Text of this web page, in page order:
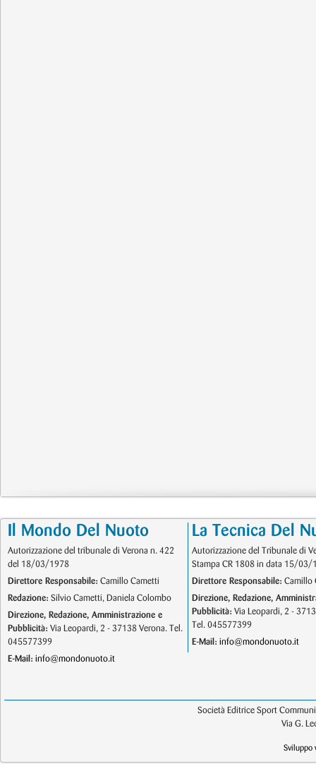
Il Mondo Del Nuoto
Autorizzazione del tribunale di Verona n. 422
del 18/03/1978
Direttore Responsabile: Camillo Cametti
Redazione: Silvio Cametti, Daniela Colombo
Direzione, Redazione, Amministrazione e
Pubblicità: Via Leopardi, 2 - 37138 Verona. Tel.
045577399
E-Mail: info@mondonuoto.it
La Tecnica Del
Autorizzazione del Tribunale di
Stampa CR 1808 in data 15/03/
Direttore Responsabile: Camillo
Direzione, Redazione,
Pubblicità: Via Leopardi, 2 -
Tel. 045577399
E-Mail: info@mondonuoto.it
Società Editrice Sport
Via G.
Sviluppo